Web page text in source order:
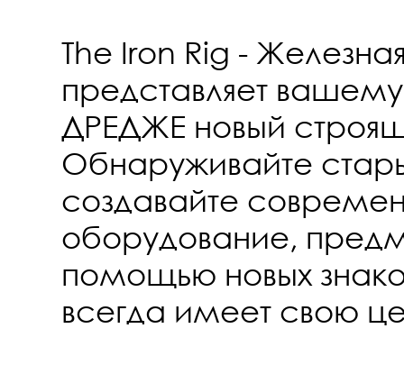
The Iron Rig -
представляет
ДРЕДЖЕ новый
Обнаруживайте
создавайте
оборудование,
помощью новых
всегда имеет свою